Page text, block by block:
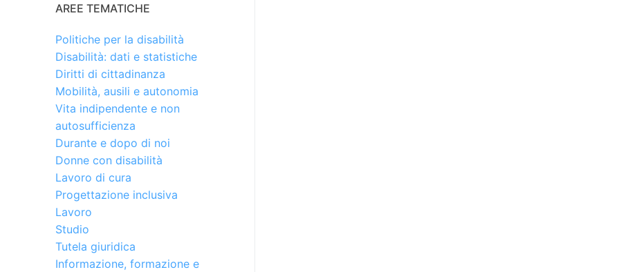
AREE TEMATICHE
Politiche per la disabilità
Disabilità: dati e statistiche
Diritti di cittadinanza
Mobilità, ausili e autonomia
Vita indipendente e non
autosufficienza
Durante e dopo di noi
Donne con disabilità
Lavoro di cura
Progettazione inclusiva
Lavoro
Studio
Tutela giuridica
Informazione, formazione e